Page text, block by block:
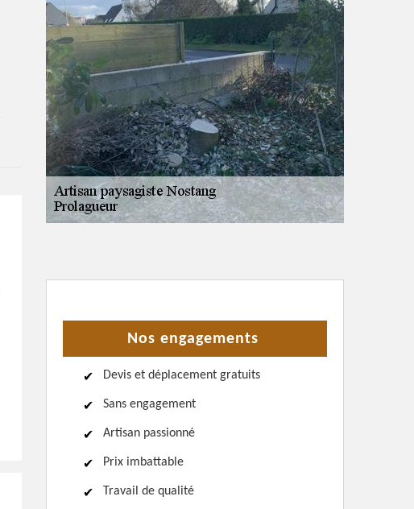
Nos engagements
Devis et déplacement gratuits
Sans engagement
Artisan passionné
Prix imbattable
Travail de qualité